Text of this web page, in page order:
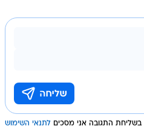
בשליחת התגובה אני מסכים לתנאי השימוש